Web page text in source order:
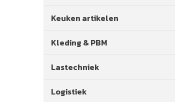
Keuken artikelen
Kleding & PBM
Lastechniek
Logistiek